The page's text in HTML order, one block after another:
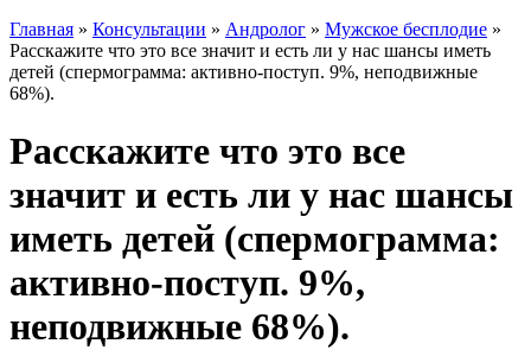
Главная » Консультации » Андролог » Мужское бесплодие »
Расскажите что это все значит и есть ли у нас шансы иметь
детей (спермограмма: активно-поступ. 9%, неподвижные
68%).
Расскажите что это все
значит и есть ли у нас шансы
иметь детей (спермограмма:
активно-поступ. 9%,
неподвижные 68%).